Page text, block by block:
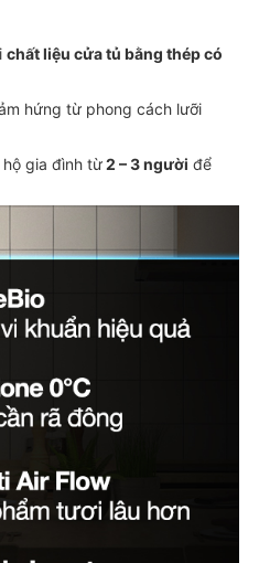
chất liệu cửa tủ bằng thép có
hứng từ phong cách lưỡi
gia đình từ2 – 3 người để